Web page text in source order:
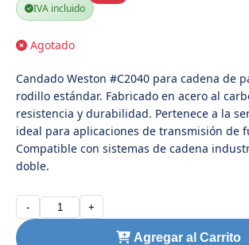
IVA incluido
Agotado
Candado Weston #C2040 para cadena de
rodillo estándar. Fabricado en acero al
resistencia y durabilidad. Pertenece a la
ideal para aplicaciones de transmisión de
Compatible con sistemas de cadena
doble.
- +
Agregar al Carrito